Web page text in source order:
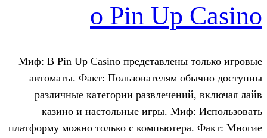
о Pin Up
Миф: В Pin Up Casino представлены
автоматы. Факт: Пользователям
различные категории
казино и настольные игры.
платформу можно только с